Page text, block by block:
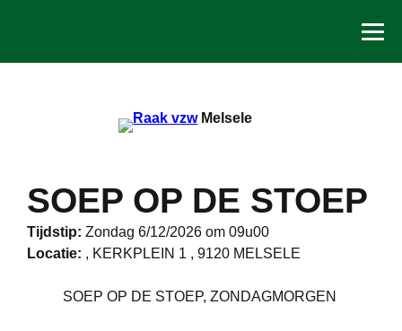
Melsele
SOEP OP DE STOEP
Tijdstip: Zondag 6/12/2026 om 09u00
Locatie: , KERKPLEIN 1 , 9120 MELSELE
SOEP OP DE STOEP, ZONDAGMORGEN